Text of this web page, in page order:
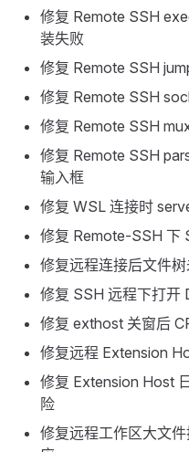
修复 Remote SSH
装失败
修复 Remote SSH
修复 Remote SSH
修复 Remote SSH
修复 Remote SSH
输入框
修复 WSL 连接时
修复 Remote-SSH 下
修复远程连接后文件
修复 SSH 远程下打开
修复 exthost 关窗后
修复远程 Extension
修复 Extension Host
险
修复远程工作区大文